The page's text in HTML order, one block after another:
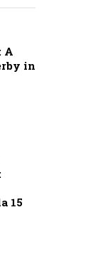
A
in
15